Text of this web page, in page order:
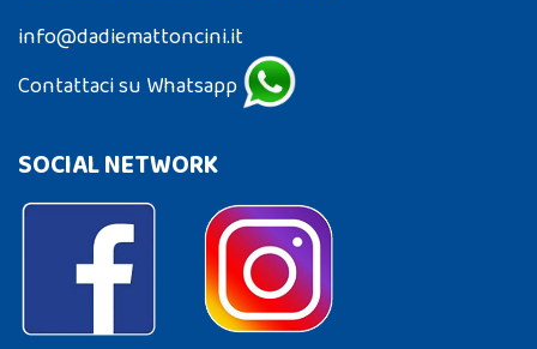
info@dadiemattoncini.it
Contattaci su Whatsapp
SOCIAL NETWORK